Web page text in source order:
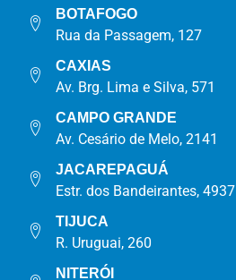
BOTAFOGO
Rua da Passagem, 127
CAXIAS
Av. Brg. Lima e Silva, 571
CAMPO GRANDE
Av. Cesário de Melo, 2141
JACAREPAGUÁ
Estr. dos Bandeirantes, 4937
TIJUCA
R. Uruguai, 260
NITERÓI